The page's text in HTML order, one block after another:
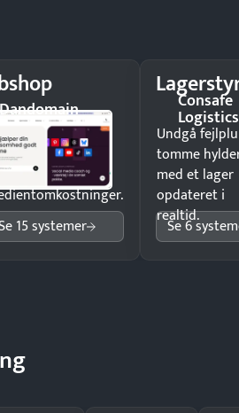
Dandomain
24/7 til
i hele landet
15 systemer
Consafe
Logistics
Undgå
tomme
med et lager
opdateret i
realtid.
Se 6